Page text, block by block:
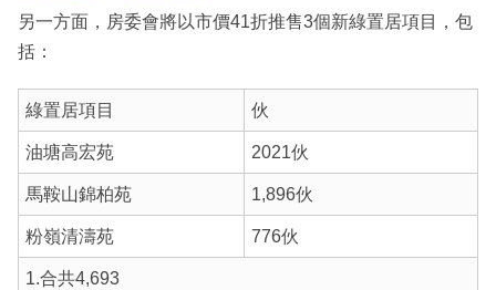
另一方面，房委會將以市價41折推售3個新綠置居項目，包
括：
綠置居項目 伙
油塘高宏苑 2021伙
馬鞍山錦柏苑 1,896伙
粉嶺清濤苑 776伙
1.合共4,693